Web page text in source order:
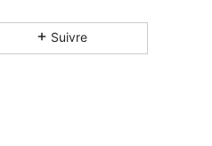
Suivre